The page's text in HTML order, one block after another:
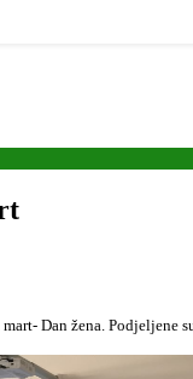
Dan žena. Podjeljene